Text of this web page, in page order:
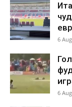
6
6